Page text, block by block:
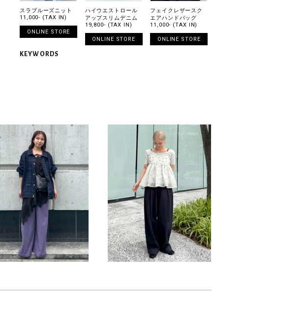
スラブルーズニット
11,000- (TAX IN)
ONLINE STORE
ハイウエストロール
アップスリムデニム
19,800- (TAX IN)
ONLINE STORE
フェイクレザースク
エアハンドバッグ
11,000- (TAX IN)
ONLINE STORE
KEYWORDS